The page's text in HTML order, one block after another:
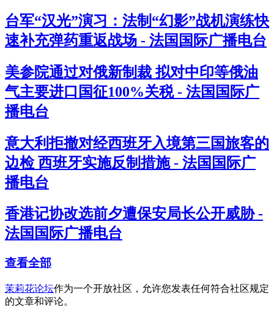
台军“汉光”演习：法制“幻影”战机演练快
速补充弹药重返战场 - 法国国际广播电台
美参院通过对俄新制裁 拟对中印等俄油
气主要进口国征100%关税 - 法国国际广
播电台
意大利拒撤对经西班牙入境第三国旅客的
边检 西班牙实施反制措施 - 法国国际广
播电台
香港记协改选前夕遭保安局长公开威胁 -
法国国际广播电台
查看全部
茉莉花论坛作为一个开放社区，允许您发表任何符合社区规定
的文章和评论。